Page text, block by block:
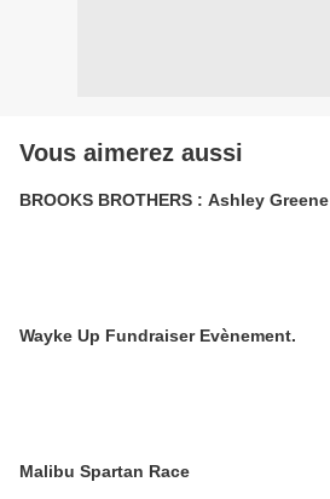
Vous aimerez aussi
BROOKS BROTHERS : Ashley Greene
Wayke Up Fundraiser Evènement.
Malibu Spartan Race